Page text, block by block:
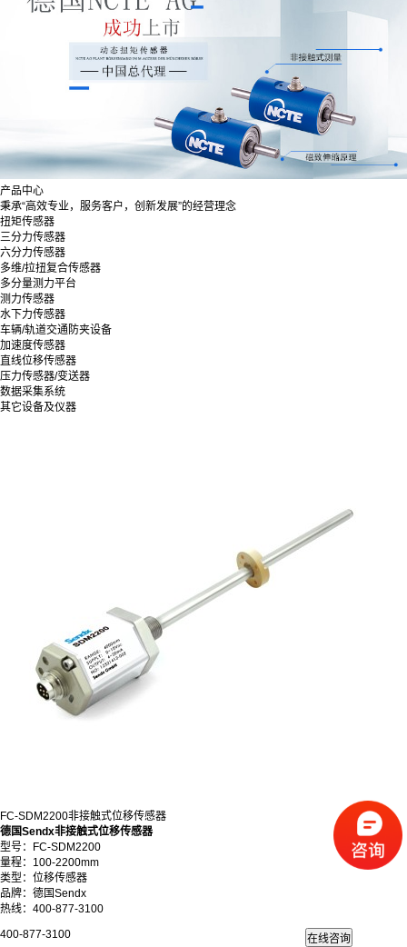
产品中心
秉承“高效专业，服务客户，创新发展”的经营理念
扭矩传感器
三分力传感器
六分力传感器
多维/拉扭复合传感器
多分量测力平台
测力传感器
水下力传感器
车辆/轨道交通防夹设备
加速度传感器
直线位移传感器
压力传感器/变送器
数据采集系统
其它设备及仪器
FC-SDM2200非接触式位移传感器
德国Sendx非接触式位移传感器
型号：FC-SDM2200
量程：100-2200mm
类型：位移传感器
品牌：德国Sendx
热线：400-877-3100
400-877-3100